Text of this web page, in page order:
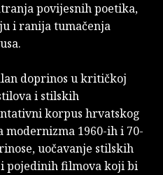
povijesnih poetika,
i ranija tumačenja
doprinos u kritičkoj
i stilskih
korpus hrvatskog
1960-ih i 70-
uočavanje stilskih
pojedinih filmova koji bi